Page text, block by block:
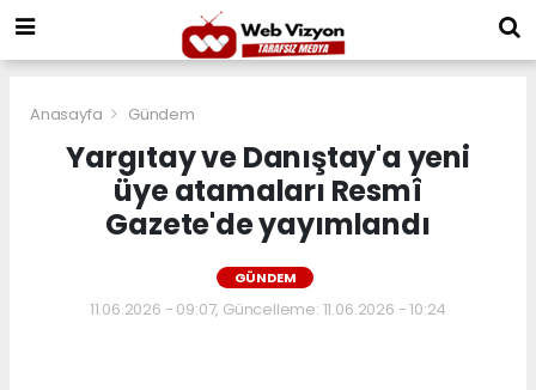
Anasayfa Gündem
Yargıtay ve Danıştay'a yeni
üye atamaları Resmî
Gazete'de yayımlandı
GÜNDEM
11.06.2026 - 09:07, Güncelleme: 11.06.2026 - 10:24